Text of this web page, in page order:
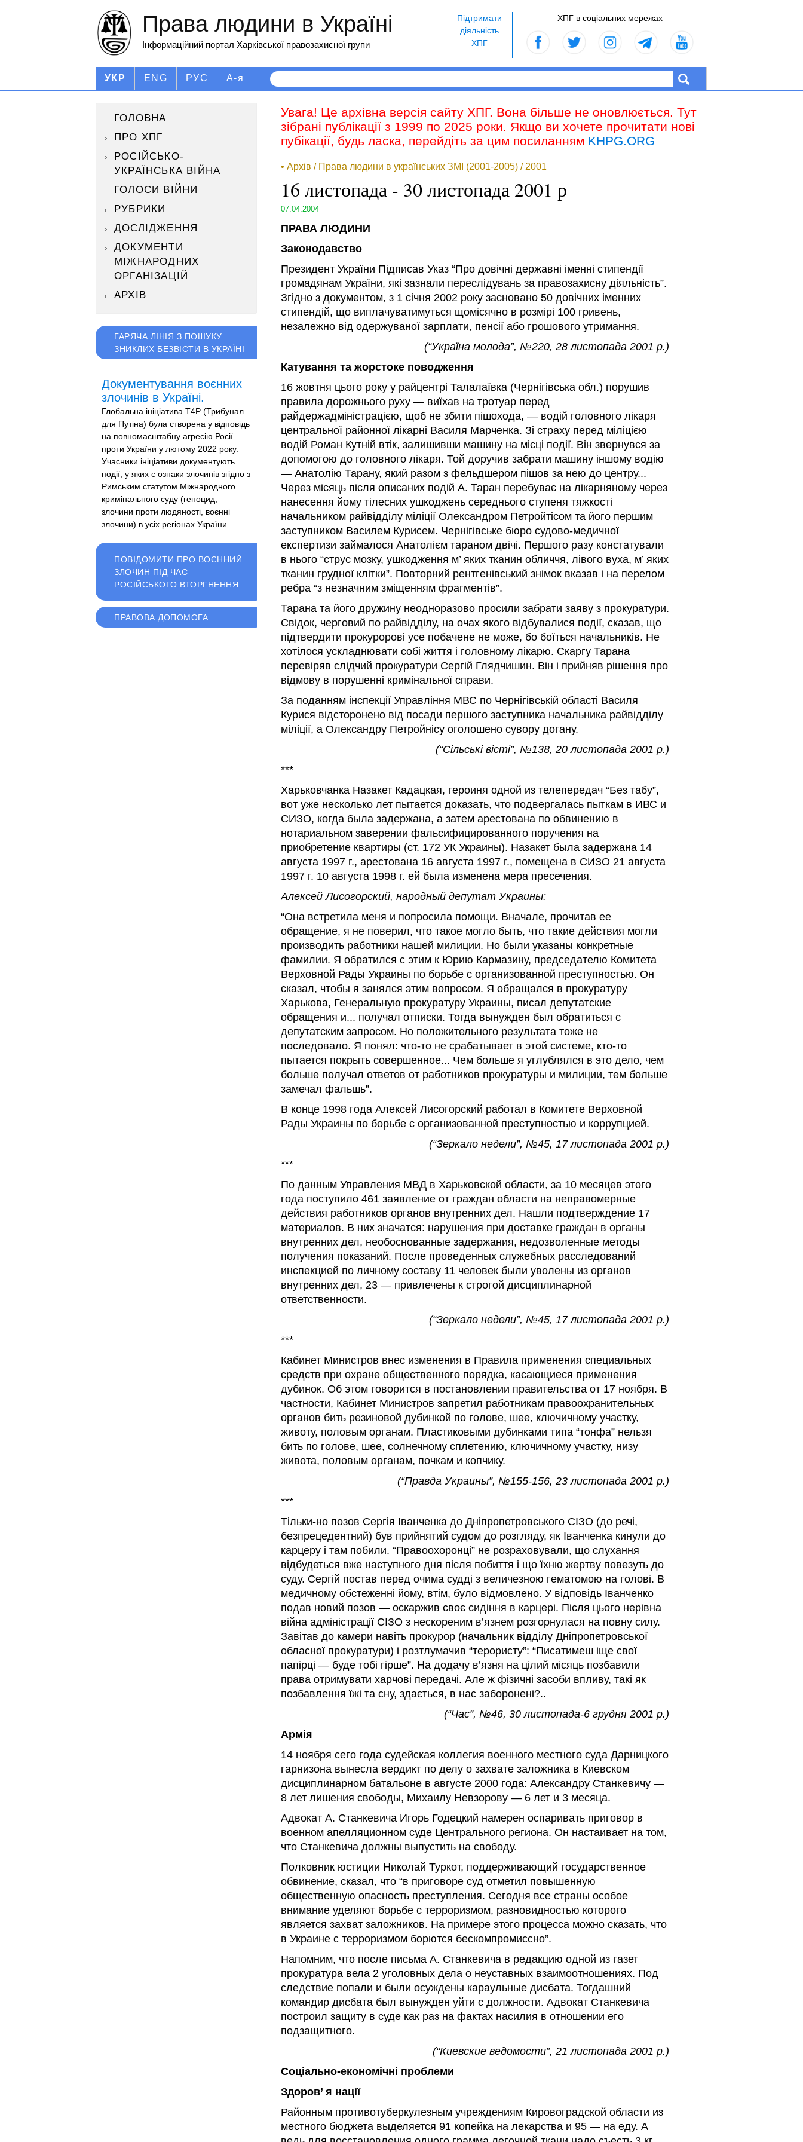
ХПГ в соціальних мережах
Підтримати
діяльність
ХПГ
Права людини в Україні
Інформаційний портал Харківської правозахисної групи
УКР ENG РУС А-я
ГОЛОВНА
ПРО ХПГ
РОСІЙСЬКО-
УКРАЇНСЬКА ВІЙНА
ГОЛОСИ ВІЙНИ
РУБРИКИ
ДОСЛІДЖЕННЯ
ДОКУМЕНТИ
МІЖНАРОДНИХ
ОРГАНІЗАЦІЙ
АРХІВ
ГАРЯЧА ЛІНІЯ З ПОШУКУ
ЗНИКЛИХ БЕЗВІСТИ В УКРАЇНІ
Документування воєнних
злочинів в Україні.
Глобальна ініціатива T4P (Трибунал
для Путіна) була створена у відповідь
на повномасштабну агресію Росії
проти України у лютому 2022 року.
Учасники ініціативи документують
події, у яких є ознаки злочинів згідно з
Римським статутом Міжнародного
кримінального суду (геноцид,
злочини проти людяності, воєнні
злочини) в усіх регіонах України
ПОВІДОМИТИ ПРО ВОЄННИЙ
ЗЛОЧИН ПІД ЧАС
РОСІЙСЬКОГО ВТОРГНЕННЯ
ПРАВОВА ДОПОМОГА
Увага! Це архівна версія сайту ХПГ. Вона більше не оновлюється. Тут
зібрані публікації з 1999 по 2025 роки. Якщо ви хочете прочитати нові
пубікації, будь ласка, перейдіть за цим посиланням KHPG.ORG
• Архів / Права людини в українських ЗМІ (2001-2005) / 2001
16 листопада - 30 листопада 2001 р
07.04.2004
ПРАВА ЛЮДИНИ
Законодавство
Президент України Підписав Указ “Про довічні державні іменні стипендії
громадянам України, які зазнали переслідувань за правозахисну діяльність”.
Згідно з документом, з 1 січня 2002 року засновано 50 довічних іменних
стипендій, що виплачуватимуться щомісячно в розмірі 100 гривень,
незалежно від одержуваної зарплати, пенсії або грошового утримання.
(“Україна молода”, №220, 28 листопада 2001 р.)
Катування та жорстоке поводження
16 жовтня цього року у райцентрі Талалаївка (Чернігівська обл.) порушив
правила дорожнього руху — виїхав на тротуар перед
райдержадміністрацією, щоб не збити пішохода, — водій головного лікаря
центральної районної лікарні Василя Марченка. Зі страху перед міліцією
водій Роман Кутній втік, залишивши машину на місці події. Він звернувся за
допомогою до головного лікаря. Той доручив забрати машину іншому водію
— Анатолію Тарану, який разом з фельдшером пішов за нею до центру...
Через місяць після описаних подій А. Таран перебуває на лікарняному через
нанесення йому тілесних ушкоджень середнього ступеня тяжкості
начальником райвідділу міліції Олександром Петройтісом та його першим
заступником Василем Курисем. Чернігівське бюро судово-медичної
експертизи займалося Анатолієм тараном двічі. Першого разу констатували
в нього “струс мозку, ушкодження м’ яких тканин обличчя, лівого вуха, м’ яких
тканин грудної клітки”. Повторний рентгенівський знімок вказав і на перелом
ребра “з незначним зміщенням фрагментів”.
Тарана та його дружину неодноразово просили забрати заяву з прокуратури.
Свідок, черговий по райвідділу, на очах якого відбувалися події, сказав, що
підтвердити прокуророві усе побачене не може, бо боїться начальників. Не
хотілося ускладнювати собі життя і головному лікарю. Скаргу Тарана
перевіряв слідчий прокуратури Сергій Глядчишин. Він і прийняв рішення про
відмову в порушенні кримінальної справи.
За поданням інспекції Управління МВС по Чернігівській області Василя
Курися відсторонено від посади першого заступника начальника райвідділу
міліції, а Олександру Петройнісу оголошено сувору догану.
(“Сільські вісті”, №138, 20 листопада 2001 р.)
***
Харьковчанка Назакет Кадацкая, героиня одной из телепередач “Без табу”,
вот уже несколько лет пытается доказать, что подвергалась пыткам в ИВС и
СИЗО, когда была задержана, а затем арестована по обвинению в
нотариальном заверении фальсифицированного поручения на
приобретение квартиры (ст. 172 УК Украины). Назакет была задержана 14
августа 1997 г., арестована 16 августа 1997 г., помещена в СИЗО 21 августа
1997 г. 10 августа 1998 г. ей была изменена мера пресечения.
Алексей Лисогорский, народный депутат Украины:
“Она встретила меня и попросила помощи. Вначале, прочитав ее
обращение, я не поверил, что такое могло быть, что такие действия могли
производить работники нашей милиции. Но были указаны конкретные
фамилии. Я обратился с этим к Юрию Кармазину, председателю Комитета
Верховной Рады Украины по борьбе с организованной преступностью. Он
сказал, чтобы я занялся этим вопросом. Я обращался в прокуратуру
Харькова, Генеральную прокуратуру Украины, писал депутатские
обращения и... получал отписки. Тогда вынужден был обратиться с
депутатским запросом. Но положительного результата тоже не
последовало. Я понял: что-то не срабатывает в этой системе, кто-то
пытается покрыть совершенное... Чем больше я углублялся в это дело, чем
больше получал ответов от работников прокуратуры и милиции, тем больше
замечал фальшь”.
В конце 1998 года Алексей Лисогорский работал в Комитете Верховной
Рады Украины по борьбе с организованной преступностью и коррупцией.
(“Зеркало недели”, №45, 17 листопада 2001 р.)
***
По данным Управления МВД в Харьковской области, за 10 месяцев этого
года поступило 461 заявление от граждан области на неправомерные
действия работников органов внутренних дел. Нашли подтверждение 17
материалов. В них значатся: нарушения при доставке граждан в органы
внутренних дел, необоснованные задержания, недозволенные методы
получения показаний. После проведенных служебных расследований
инспекцией по личному составу 11 человек были уволены из органов
внутренних дел, 23 — привлечены к строгой дисциплинарной
ответственности.
(“Зеркало недели”, №45, 17 листопада 2001 р.)
***
Кабинет Министров внес изменения в Правила применения специальных
средств при охране общественного порядка, касающиеся применения
дубинок. Об этом говорится в постановлении правительства от 17 ноября. В
частности, Кабинет Министров запретил работникам правоохранительных
органов бить резиновой дубинкой по голове, шее, ключичному участку,
животу, половым органам. Пластиковыми дубинками типа “тонфа” нельзя
бить по голове, шее, солнечному сплетению, ключичному участку, низу
живота, половым органам, почкам и копчику.
(“Правда Украины”, №155-156, 23 листопада 2001 р.)
***
Тільки-но позов Сергія Іванченка до Дніпропетровського СІЗО (до речі,
безпрецедентний) був прийнятий судом до розгляду, як Іванченка кинули до
карцеру і там побили. “Правоохоронці” не розраховували, що слухання
відбудеться вже наступного дня після побиття і що їхню жертву повезуть до
суду. Сергій постав перед очима судді з величезною гематомою на голові. В
медичному обстеженні йому, втім, було відмовлено. У відповідь Іванченко
подав новий позов — оскаржив своє сидіння в карцері. Після цього нерівна
війна адміністрації СІЗО з нескореним в’язнем розгорнулася на повну силу.
Завітав до камери навіть прокурор (начальник відділу Дніпропетровської
обласної прокуратури) і розтлумачив “терористу”: “Писатимеш іще свої
папірці — буде тобі гірше”. На додачу в’язня на цілий місяць позбавили
права отримувати харчові передачі. Але ж фізичні засоби впливу, такі як
позбавлення їжі та сну, здається, в нас заборонені?..
(“Час”, №46, 30 листопада-6 грудня 2001 р.)
Армія
14 ноября сего года судейская коллегия военного местного суда Дарницкого
гарнизона вынесла вердикт по делу о захвате заложника в Киевском
дисциплинарном батальоне в августе 2000 года: Александру Станкевичу —
8 лет лишения свободы, Михаилу Невзорову — 6 лет и 3 месяца.
Адвокат А. Станкевича Игорь Годецкий намерен оспаривать приговор в
военном апелляционном суде Центрального региона. Он настаивает на том,
что Станкевича должны выпустить на свободу.
Полковник юстиции Николай Туркот, поддерживающий государственное
обвинение, сказал, что “в приговоре суд отметил повышенную
общественную опасность преступления. Сегодня все страны особое
внимание уделяют борьбе с терроризмом, разновидностью которого
является захват заложников. На примере этого процесса можно сказать, что
в Украине с терроризмом борются бескомпромиссно”.
Напомним, что после письма А. Станкевича в редакцию одной из газет
прокуратура вела 2 уголовных дела о неуставных взаимоотношениях. Под
следствие попали и были осуждены караульные дисбата. Тогдашний
командир дисбата был вынужден уйти с должности. Адвокат Станкевича
построил защиту в суде как раз на фактах насилия в отношении его
подзащитного.
(“Киевские ведомости”, 21 листопада 2001 р.)
Соціально-економічні проблеми
Здоров’ я нації
Районным противотуберкулезным учреждениям Кировоградской области из
местного бюджета выделяется 91 копейка на лекарства и 95 — на еду. А